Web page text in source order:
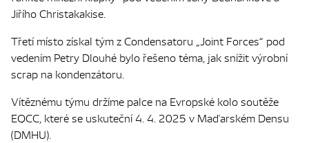
Jiřího Christakakise.
Třetí místo získal tým z Condensatoru „Joint Forces“ pod
vedením Petry Dlouhé bylo řešeno téma, jak snížit výrobní
scrap na kondenzátoru.
Vítěznému týmu držíme palce na Evropské kolo soutěže
EQCC, které se uskuteční 4. 4. 2025 v Maďarském Densu
(DMHU).